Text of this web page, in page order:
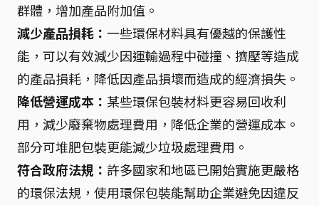
群體，增加產品附加值。
減少產品損耗： 一些環保材料具有優越的保護性
能，可以有效減少因運輸過程中碰撞、擠壓等造成
的產品損耗，降低因產品損壞而造成的經濟損失。
降低營運成本： 某些環保包裝材料更容易回收利
用，減少廢棄物處理費用，降低企業的營運成本。
部分可堆肥包裝更能減少垃圾處理費用。
符合政府法規： 許多國家和地區已開始實施更嚴格
的環保法規，使用環保包裝能幫助企業避免因違反